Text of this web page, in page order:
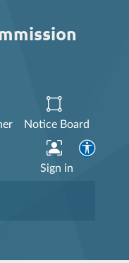
Notice Board
Sign in